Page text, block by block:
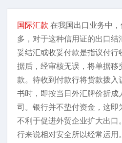
国际汇款 在我国出口业务中
多，对于这种信用证的出口结
妥结汇或收妥付款是指议付行
据后，经审核无误，将单据移
款。待收到付款行将货款拨入
书时，即按当日外汇牌价折成
司。银行并不垫付资金，这即
不利于促进外贸企业扩大出口
行来说相对安全所以经常运用